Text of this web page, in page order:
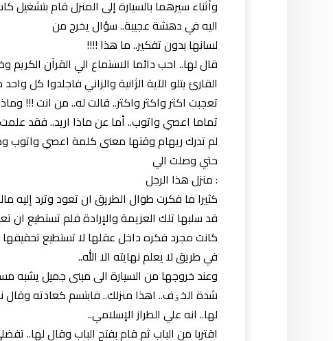
وأثناء سيرهما بالسيارة إلى المنزل قام بتشغيل
اليه في دهشة عجيبة.. سؤال يخرج من
لسانها بدون تفكير.. ما هذا !!!!
قال لها.. احب دائما الاستماع الي القرآن
القارئ يتلو الآية الژانية والزاني فاجلدوا كل
تعجبت اكثر واكثر واكثر.. قالت له.. من انت !!!
تماما اعصي واتوب.. أما عن ماذا اريد.. فقد علمت
لم تدرك ريهام وقتها معنى كلمة اعصي واتوب
حتي وصلت الي
: منزل هذا الرجل
كثيرا ما فكرت طوال الطريق ان تعود وترد إليه
قد سلبها تلك العزيمة والإرادة فلم تستطيع
كانت مجرد فكره داخل عقلها لا تستطيع تحقيقها
في طريق لا يعلم نهايته الا الله..
وعند خروجها من السيارة الى مبنى جميل يشبه
شدة الخۏف.. اهذا منزلك.. فابتسم كعادته
لها.. انه علي الطراز الإسلامي..
اقتربا من الباب ثم قام بفتح الباب وقال لها..